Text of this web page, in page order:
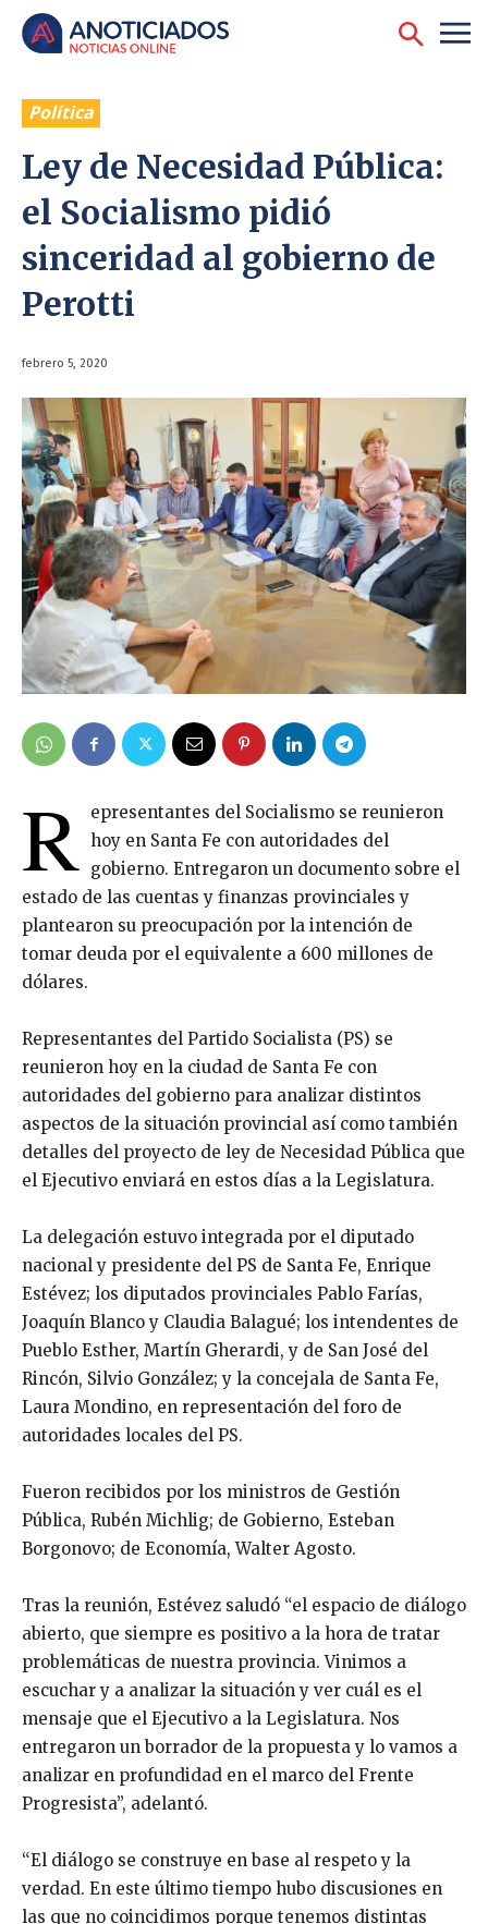
Política
Ley de Necesidad Pública:
el Socialismo pidió
sinceridad al gobierno de
Perotti
febrero 5, 2020
R epresentantes del Socialismo se reunieron
hoy en Santa Fe con autoridades del
gobierno. Entregaron un documento sobre el
estado de las cuentas y finanzas provinciales y
plantearon su preocupación por la intención de
tomar deuda por el equivalente a 600 millones de
dólares.
Representantes del Partido Socialista (PS) se
reunieron hoy en la ciudad de Santa Fe con
autoridades del gobierno para analizar distintos
aspectos de la situación provincial así como también
detalles del proyecto de ley de Necesidad Pública que
el Ejecutivo enviará en estos días a la Legislatura.
La delegación estuvo integrada por el diputado
nacional y presidente del PS de Santa Fe, Enrique
Estévez; los diputados provinciales Pablo Farías,
Joaquín Blanco y Claudia Balagué; los intendentes de
Pueblo Esther, Martín Gherardi, y de San José del
Rincón, Silvio González; y la concejala de Santa Fe,
Laura Mondino, en representación del foro de
autoridades locales del PS.
Fueron recibidos por los ministros de Gestión
Pública, Rubén Michlig; de Gobierno, Esteban
Borgonovo; de Economía, Walter Agosto.
Tras la reunión, Estévez saludó “el espacio de diálogo
abierto, que siempre es positivo a la hora de tratar
problemáticas de nuestra provincia. Vinimos a
escuchar y a analizar la situación y ver cuál es el
mensaje que el Ejecutivo a la Legislatura. Nos
entregaron un borrador de la propuesta y lo vamos a
analizar en profundidad en el marco del Frente
Progresista”, adelantó.
“El diálogo se construye en base al respeto y la
verdad. En este último tiempo hubo discusiones en
las que no coincidimos porque tenemos distintas